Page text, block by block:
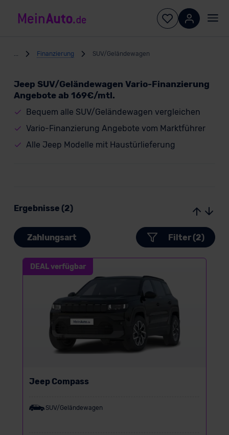
Finanzierung SUV/Geländewagen
Jeep SUV/Geländewagen Vario-Finanzierung
Angebote ab 169€/mtl.
Bequem alle SUV/Geländewagen vergleichen
Vario-Finanzierung Angebote vom Marktführer
Alle Jeep Modelle mit Haustürlieferung
Ergebnisse (2)
Zahlungsart Filter (2)
DEAL verfügbar
Jeep Compass
SUV/Geländewagen